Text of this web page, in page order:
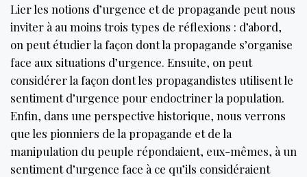
Lier les notions d’urgence et de propagande peut nous
inviter à au moins trois types de réflexions : d’abord,
on peut étudier la façon dont la propagande s’organise
face aux situations d’urgence. Ensuite, on peut
considérer la façon dont les propagandistes utilisent le
sentiment d’urgence pour endoctriner la population.
Enfin, dans une perspective historique, nous verrons
que les pionniers de la propagande et de la
manipulation du peuple répondaient, eux-mêmes, à un
sentiment d’urgence face à ce qu’ils considéraient